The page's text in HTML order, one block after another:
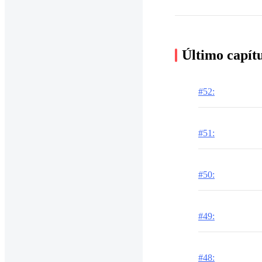
Último
#52:
#51:
#50:
#49:
#48: